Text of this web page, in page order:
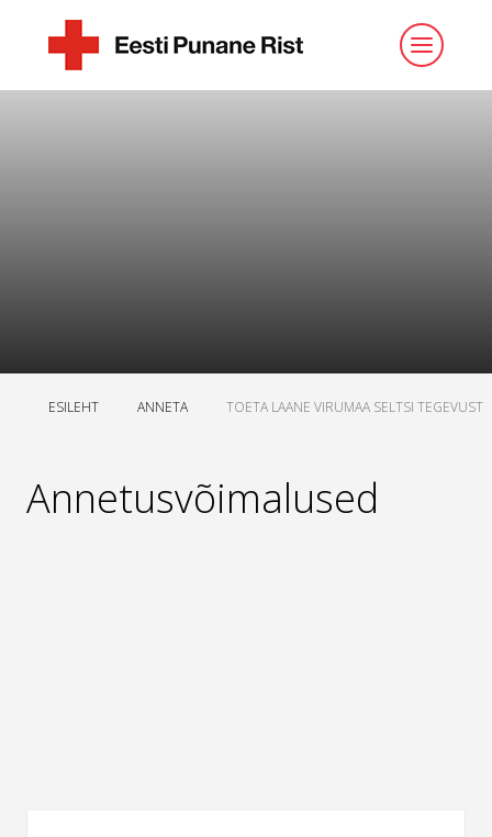
ESILEHT ANNETA TOETA LAANE VIRUMAA SELTSI TEGEVUST
Annetusvõimalused